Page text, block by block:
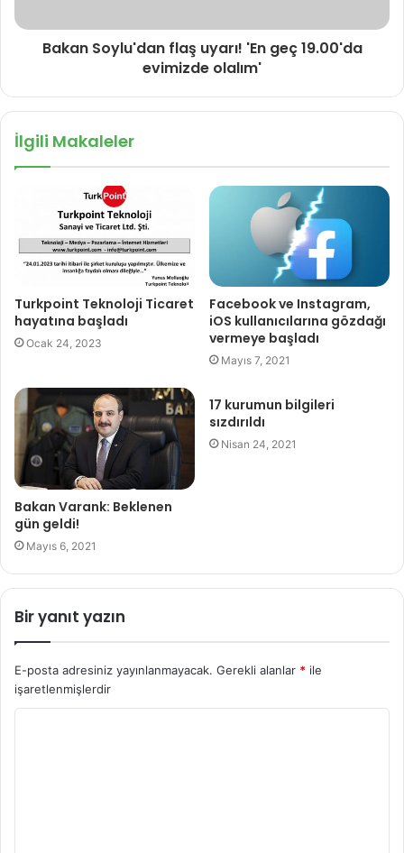
Bakan Soylu'dan flaş uyarı! 'En geç 19.00'da
evimizde olalım'
İlgili Makaleler
Turkpoint Teknoloji Ticaret
hayatına başladı
Ocak 24, 2023
Facebook ve Instagram,
iOS kullanıcılarına gözdağı
vermeye başladı
Mayıs 7, 2021
Bakan Varank: Beklenen
gün geldi!
Mayıs 6, 2021
17 kurumun bilgileri
sızdırıldı
Nisan 24, 2021
Bir yanıt yazın
E-posta adresiniz yayınlanmayacak. Gerekli alanlar * ile
işaretlenmişlerdir